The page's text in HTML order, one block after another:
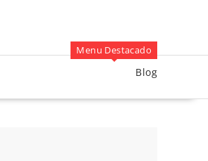
Menu Destacado
Blog